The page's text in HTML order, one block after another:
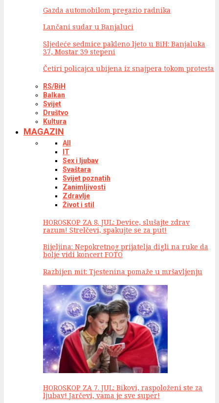
Gazda automobilom pregazio radnika
Lančani sudar u Banjaluci
Sljedeće sedmice pakleno ljeto u BiH: Banjaluka
37, Mostar 39 stepeni
Četiri policajca ubijena iz snajpera tokom protesta
RS/BiH
Balkan
Svijet
Društvo
Kultura
MAGAZIN
All
IT
Sex i ljubav
Svaštara
Svijet poznatih
Zanimljivosti
Zdravlje
Život i stil
HOROSKOP ZA 8. JUL: Device, slušajte zdrav
razum! Strelčevi, spakujte se za put!
Bijeljina: Nepokretnog prijatelja digli na ruke da
bolje vidi koncert FOTO
Razbijen mit: Tjestenina pomaže u mršavljenju
HOROSKOP ZA 7. JUL: Bikovi, raspoloženi ste za
ljubav! Jarčevi, vama je sve super!